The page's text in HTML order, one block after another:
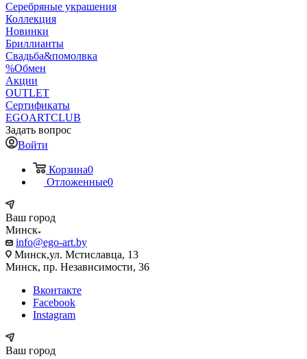
Серебряные украшения
Коллекция
Новинки
Бриллианты
Свадьба&помолвка
%Обмен
Акции
OUTLET
Сертификаты
EGOARTCLUB
Задать вопрос
Войти
Корзина0
Отложенные0
Ваш город
Минск
info@ego-art.by
Минск,ул. Мстиславца, 13
Минск, пр. Независимости, 36
Вконтакте
Facebook
Instagram
Ваш город